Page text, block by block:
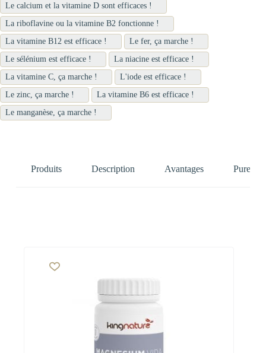
Le calcium et la vitamine D sont efficaces !
La riboflavine ou la vitamine B2 fonctionne !
La vitamine B12 est efficace !
Le fer, ça marche !
Le sélénium est efficace !
La niacine est efficace !
La vitamine C, ça marche !
L'iode est efficace !
Le zinc, ça marche !
La vitamine B6 est efficace !
Le manganèse, ça marche !
Produits Description Avantages Pure